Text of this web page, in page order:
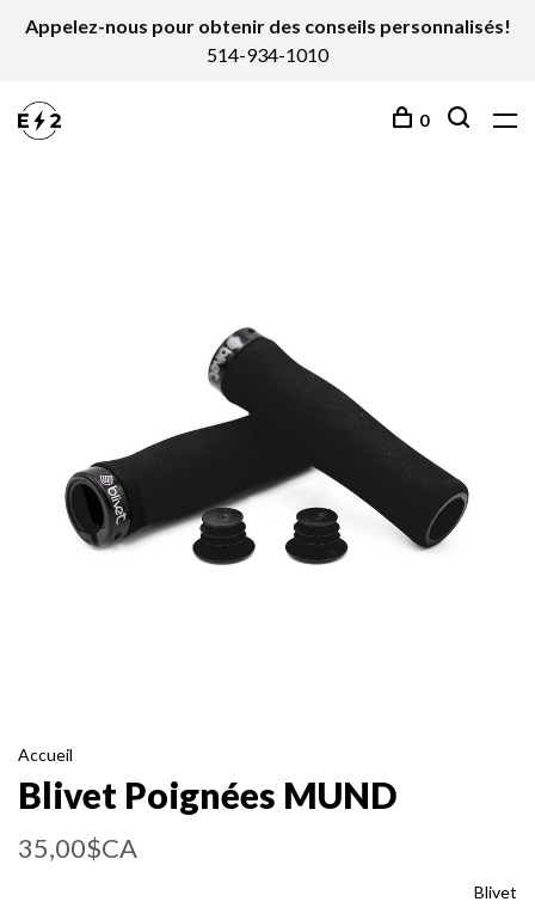
Appelez-nous pour obtenir des conseils personnalisés!
514-934-1010
0
Accueil
Blivet Poignées MUND
35,00$CA
Blivet